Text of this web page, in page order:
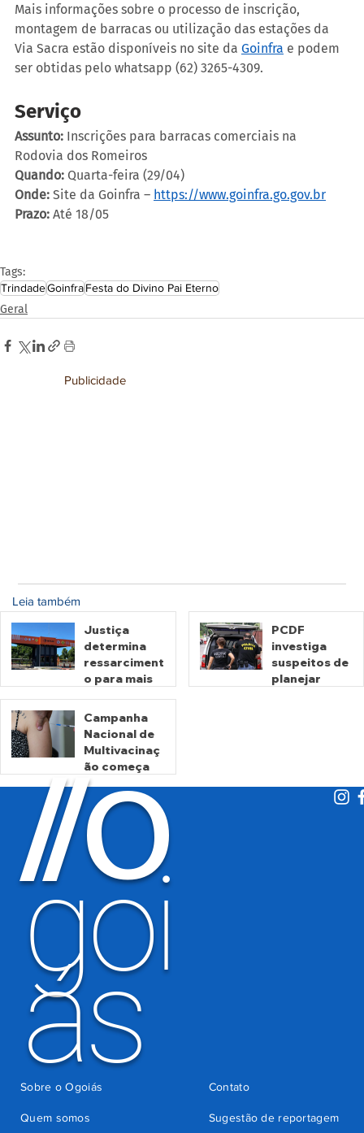
Mais informações sobre o processo de inscrição,
montagem de barracas ou utilização das estações da
Via Sacra estão disponíveis no site da Goinfra e podem
ser obtidas pelo whatsapp (62) 3265-4309.
Serviço
Assunto: Inscrições para barracas comerciais na
Rodovia dos Romeiros
Quando: Quarta-feira (29/04)
Onde: Site da Goinfra – https://www.goinfra.go.gov.br
Prazo: Até 18/05
Tags:
TrindadeGoinfraFesta do Divino Pai Eterno
Geral
Publicidade
Leia também
Justiça
determina
ressarciment
o para mais
motoristas
por
cobrança
indevida do
Detran-GO
há 1 dia
PCDF
investiga
suspeitos de
planejar
Campanha
Nacional de
Multivacinaç
ão começa
nesta
segunda
há 2 dias
//O
goi
ás
Quem somos
Sugestão de reportagem
Contato
Sobre o Ogoiás